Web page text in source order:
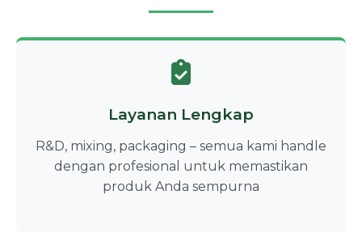
Layanan Lengkap
R&D, mixing, packaging – semua kami handle
dengan profesional untuk memastikan
produk Anda sempurna